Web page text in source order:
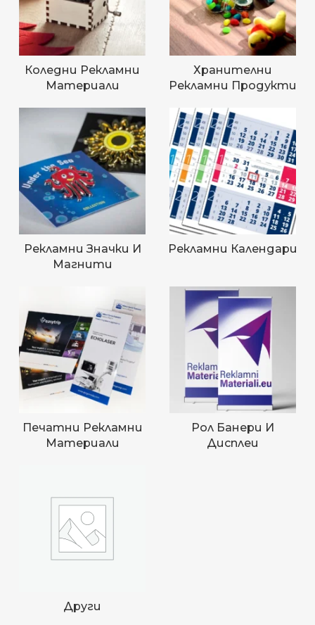
Коледни Рекламни
Материали
Хранителни
Рекламни Продукти
Рекламни Значки И
Магнити
Рекламни Календари
Печатни Рекламни
Материали
Рол Банери И
Дисплеи
Други